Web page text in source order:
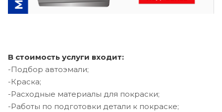
В стоимость услуги входит:
-Подбор автоэмали;
-Краска;
-Расходные материалы для покраски;
-Работы по подготовки детали к покраске;